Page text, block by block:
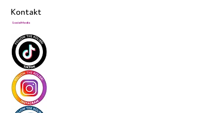
Kontakt
Social Media